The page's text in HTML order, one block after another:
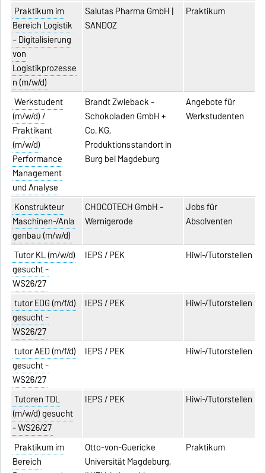
Praktikum im
Bereich Logistik
– Digitalisierung
von
Logistikprozesse
n (m/w/d)
Salutas Pharma GmbH |
SANDOZ
Praktikum
Werkstudent
(m/w/d) /
Praktikant
(m/w/d)
Performance
Management
und Analyse
Brandt Zwieback -
Schokoladen GmbH +
Co. KG,
Produktionsstandort in
Burg bei Magdeburg
Angebote für
Werkstudenten
Konstrukteur
Maschinen-/Anla
genbau (m/w/d)
CHOCOTECH GmbH -
Wernigerode
Jobs für
Absolventen
Tutor KL (m/w/d)
gesucht -
WS26/27
IEPS / PEK Hiwi-/Tutorstellen
tutor EDG (m/f/d)
gesucht -
WS26/27
IEPS / PEK Hiwi-/Tutorstellen
tutor AED (m/f/d)
gesucht -
WS26/27
IEPS / PEK Hiwi-/Tutorstellen
Tutoren TDL
(m/w/d) gesucht
- WS26/27
IEPS / PEK Hiwi-/Tutorstellen
Praktikum im
Bereich
Otto-von-Guericke
Universität Magdeburg,
Praktikum